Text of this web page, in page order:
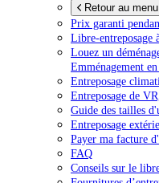
Retour au
Prix garanti
Libre-entreposage
Louez un
Emménagement
Entreposage
Entreposage de
Guide des tailles
Entreposage
Payer ma facture
FAQ
Conseils sur le